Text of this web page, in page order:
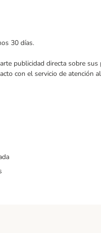
30 días.
publicidad directa sobre
con el servicio de atención